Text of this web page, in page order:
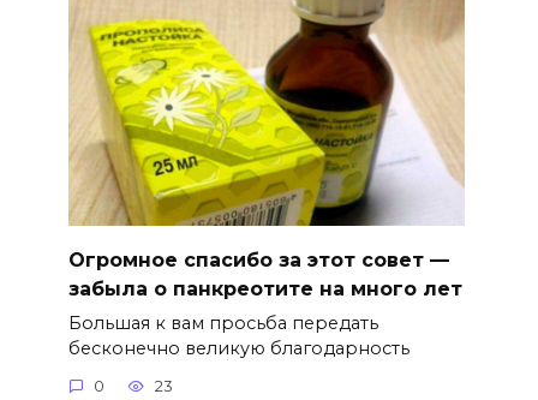
Огромное спасибо за этот совет —
забыла о панкреотите на много лет
Большая к вам просьба передать
бесконечно великую благодарность
0 23